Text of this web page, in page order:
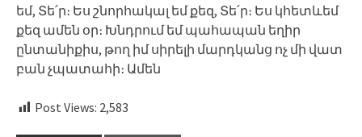
եմ, Տե՛ր։ Ես շնորհակալ եմ քեզ, Տե՛ր։ Ես կհետևեմ
քեզ ամեն օր։ Խնդրում եմ պահապան եղիր
ընտանիքիս, թող իմ սիրելի մարդկանց ոչ մի վատ
բան չպատահի։ Ամեն
Post Views: 2,583